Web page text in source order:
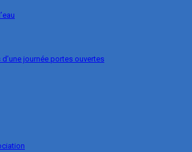
journée portes ouvertes